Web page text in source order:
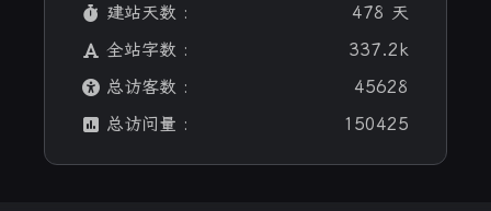
建站天数 :
478 天
全站字数 :
337.2k
总访客数 :
45628
总访问量 :
150425